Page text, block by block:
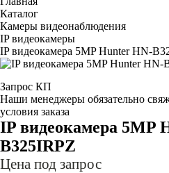
Каталог
Камеры видеонаблюдения
IP видеокамеры
IP видеокамера 5MP Hunter HN-
Запрос КП
Наши менеджеры обязательно
условия заказа
IP видеокамера 5MP
B325IRPZ
Цена под запрос